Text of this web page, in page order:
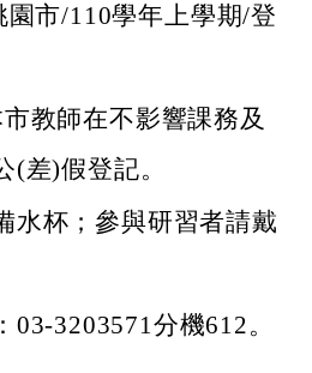
市/110學年上學期/登
教師在不影響課務及
差)假登記。
水杯；參與研習者請戴
3203571分機612。